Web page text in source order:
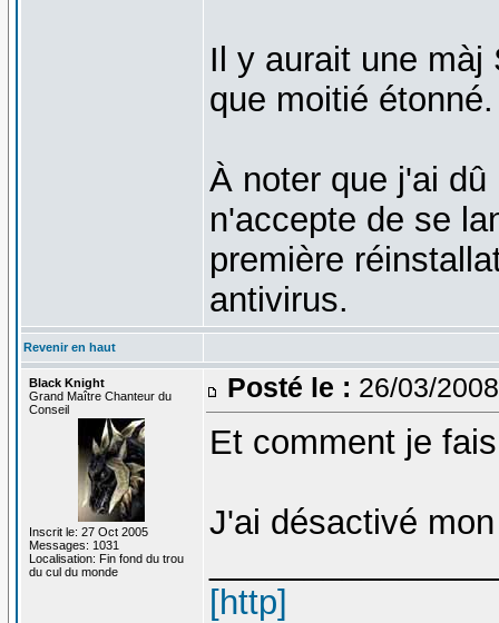
Il y aurait une màj
que moitié étonné.
À noter que j'ai
n'accepte de se
première
antivirus.
Revenir en haut
Black Knight
Grand Maître Chanteur du
Conseil
Inscrit le: 27 Oct 2005
Messages: 1031
Localisation: Fin fond du trou
du cul du monde
Posté le : 26/03/
Et comment je
J'ai désactivé
[http]